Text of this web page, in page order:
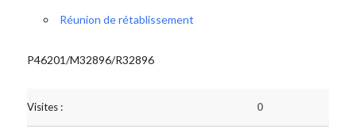
Réunion de rétablissement
P46201/M32896/R32896
Visites : 0